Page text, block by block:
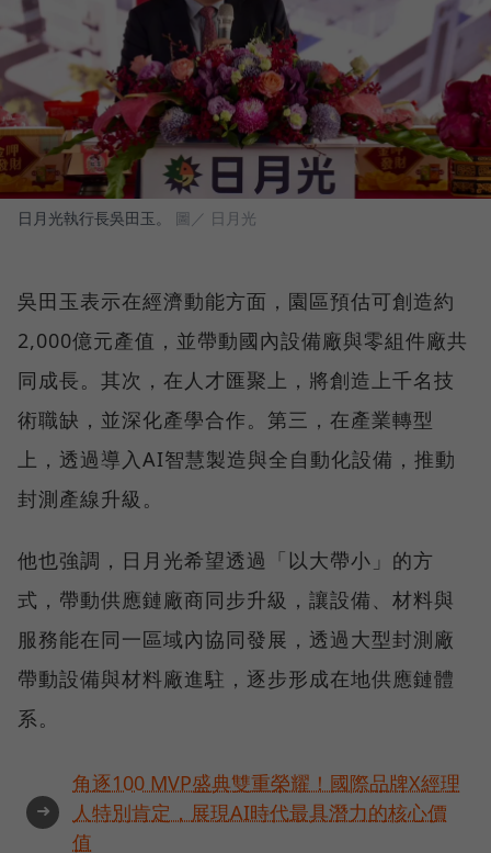
日月光執行長吳田玉。 圖／ 日月光
吳田玉表示在經濟動能方面，園區預估可創造約
2,000億元產值，並帶動國內設備廠與零組件廠共
同成長。其次，在人才匯聚上，將創造上千名技
術職缺，並深化產學合作。第三，在產業轉型
上，透過導入AI智慧製造與全自動化設備，推動
封測產線升級。
他也強調，日月光希望透過「以大帶小」的方
式，帶動供應鏈廠商同步升級，讓設備、材料與
服務能在同一區域內協同發展，透過大型封測廠
帶動設備與材料廠進駐，逐步形成在地供應鏈體
系。
➜
角逐100 MVP盛典雙重榮耀！國際品牌X經理
人特別肯定，展現AI時代最具潛力的核心價
值